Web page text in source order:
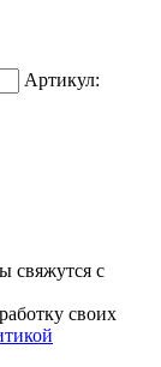
Артикул:
свяжутся с
своих